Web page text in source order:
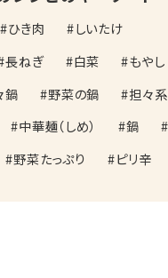
ひき肉
しいたけ
長ねぎ 白菜
もやし
鍋 野菜の鍋
担々系
中華麺（しめ） 鍋
野菜たっぷり ピリ辛